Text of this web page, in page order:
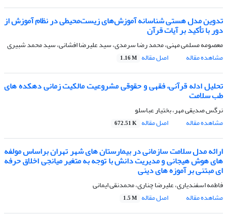
تدوین مدل هستی شناسانه آموزش‌های زیست‌محیطی در نظام آموزش از
دور با تأکید بر آیات قرآن
معصومه مسلمی مهنی، محمد رضا سرمدی، سید علیرضا افشانی، سید محمد شبیری
مشاهده مقاله
اصل مقاله 1.16 M
تحلیل ادله قرآنی، فقهی و حقوقی مشروعیت مالکیت زمانی دهکده های
طب سلامت
نرگس صدیقی مهر، بختیار عباسلو
مشاهده مقاله
اصل مقاله 672.51 K
ارائه مدل سلامت سازمانی در بیمارستان های شهر تهران براساس مولفه
های هوش هیجانی و مدیریت دانش با توجه به متغیر میانجی اخلاق حرفه
ای مبتنی بر آموزه های دینی
فاطمه اسفندیاری، علیرضا چناری، محمدنقی ایمانی
مشاهده مقاله
اصل مقاله 1.5 M